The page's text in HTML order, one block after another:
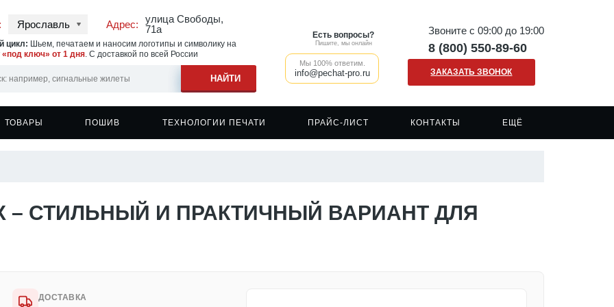
Ярославль Адрес:
улица Свободы,
71а
цикл: Шьем, печатаем и наносим логотипы и символику на
«под ключ» от 1 дня. С доставкой по всей России
Есть вопросы?
Пишите, мы онлайн
Мы 100% ответим.
info@pechat-pro.ru
Звоните с 09:00 до 19:00
8 (800) 550-89-60
ЗАКАЗАТЬ ЗВОНОК
FAQ
на ветровках
на спецодежде
Печать на касках
Печать логотипа
ТОВАРЫ
Сумки и шоперы
Рабочая форма
ПОШИВ ТЕХНОЛОГИИ ПЕЧАТИ ПРАЙС-ЛИСТ КОНТАКТЫ ЕЩЁ
– СТИЛЬНЫЙ И ПРАКТИЧНЫЙ ВАРИАНТ ДЛЯ
ДОСТАВКА